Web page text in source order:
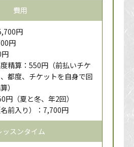
費用
円
円
精算：550円（前払いチケ
都度、チケットを自身で回
）
円（夏と冬、年2回）
前入り）：7,700円
ッスンタイム